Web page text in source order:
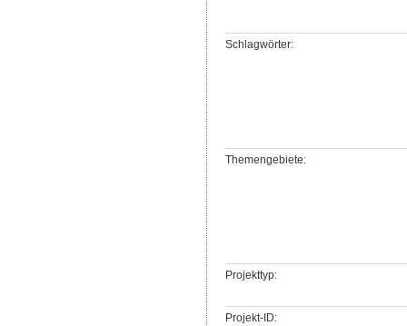
Schlagwörter:
Themengebiete:
Projekttyp:
Projekt-ID: